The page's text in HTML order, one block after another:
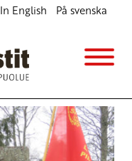
In English På svenska